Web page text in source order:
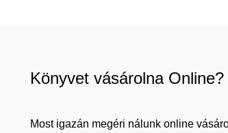
Könyvet vásárolna
Most igazán megéri nálunk online